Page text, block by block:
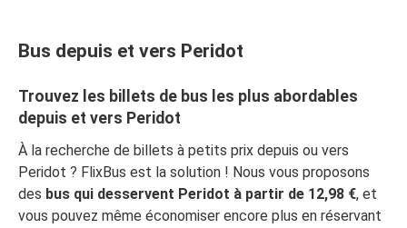
Bus depuis et vers Peridot
Trouvez les billets de bus les plus abordables
depuis et vers Peridot
À la recherche de billets à petits prix depuis ou vers
Peridot ? FlixBus est la solution ! Nous vous proposons
des bus qui desservent Peridot à partir de 12,98 €, et
vous pouvez même économiser encore plus en réservant